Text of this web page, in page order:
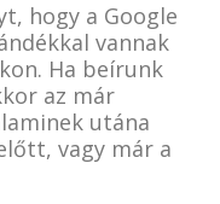
hogy a Google
vannak
Ha beírunk
az már
utána
vagy már a